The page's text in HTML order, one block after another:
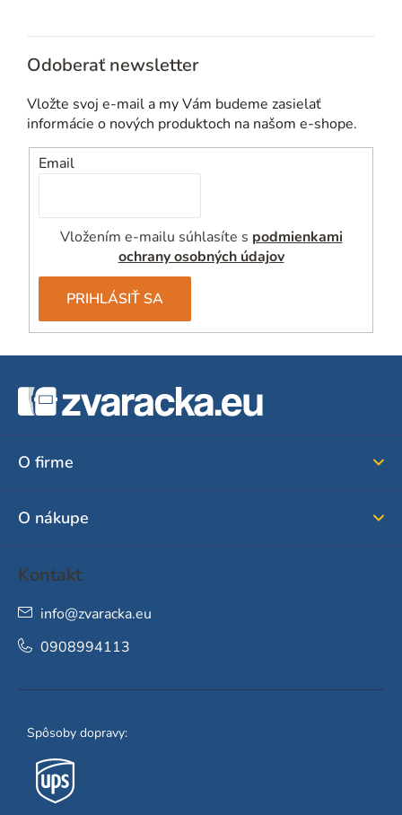
k
y
ý
i
s
u
Odoberať newsletter
Vložte svoj e-mail a my Vám budeme zasielať
informácie o nových produktoch na našom e-shope.
Email
Vložením e-mailu súhlasíte s podmienkami
ochrany osobných údajov
PRIHLÁSIŤ SA
O firme
O nákupe
Kontakt
info@zvaracka.eu
0908994113
Spôsoby dopravy: